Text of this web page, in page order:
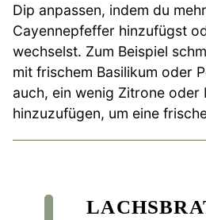
Dip anpassen, indem du
Cayennepfeffer hinzufügst
wechselst. Zum Beispiel
mit frischem Basilikum oder
auch, ein wenig Zitrone oder
hinzuzufügen, um eine